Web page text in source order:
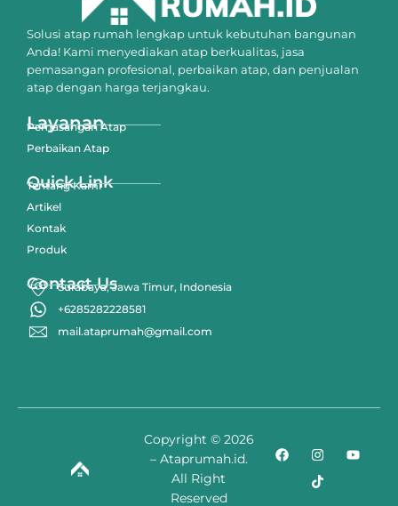
Solusi atap rumah lengkap untuk kebutuhan bangunan
Anda! Kami menyediakan atap berkualitas, jasa
pemasangan profesional, perbaikan atap, dan penjualan
atap dengan harga terjangkau.
Layanan
Pemasangan Atap
Perbaikan Atap
Quick Link
Tentang Kami
Artikel
Kontak
Produk
Contact Us
Surabaya, Jawa Timur, Indonesia
+6285282228581
mail.ataprumah@gmail.com
Copyright © 2026
– Ataprumah.id.
All Right
Reserved